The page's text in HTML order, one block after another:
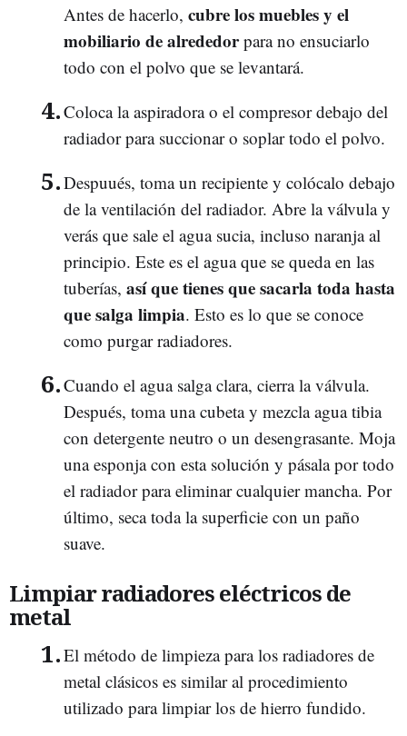
Antes de hacerlo, cubre los muebles y el
mobiliario de alrededorpara no ensuciarlo
todo con el polvo que se levantará.
Coloca la aspiradora o el compresor debajo del
radiador para succionar o soplar todo el polvo.
Despuués, toma un recipiente y colócalo debajo
de la ventilación del radiador. Abre la válvula y
verás que sale el agua sucia, incluso naranja al
principio. Este es el agua que se queda en las
tuberías, así que tienes que sacarla toda hasta
que salga limpia. Esto es lo que se conoce
como purgar radiadores.
Cuando el agua salga clara, cierra la válvula.
Después, toma una cubeta y mezcla agua tibia
con detergente neutro o un desengrasante. Moja
una esponja con esta solución y pásala por todo
el radiador para eliminar cualquier mancha. Por
último, seca toda la superficie con un paño
suave.
Limpiar radiadores eléctricos de
metal
El método de limpieza para los radiadores de
metal clásicos es similar al procedimiento
utilizado para limpiar los de hierro fundido.